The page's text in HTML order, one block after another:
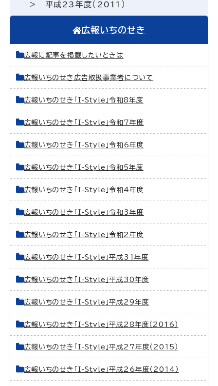
平成23年度（2011）
広報いちのせき
広報に記事を掲載したいときは
広報いちのせき広告取扱事業者について
広報いちのせき「I-Style」令和8年度
広報いちのせき「I-Style」令和7年度
広報いちのせき「I-Style」令和6年度
広報いちのせき「I-Style」令和5年度
広報いちのせき「I-Style」令和4年度
広報いちのせき「I-Style」令和3年度
広報いちのせき「I-Style」令和2年度
広報いちのせき「I-Style」平成31年度
広報いちのせき「I-Style」平成30年度
広報いちのせき「I-Style」平成29年度
広報いちのせき「I-Style」平成28年度（2016）
広報いちのせき「I-Style」平成27年度（2015）
広報いちのせき「I-Style」平成26年度（2014）